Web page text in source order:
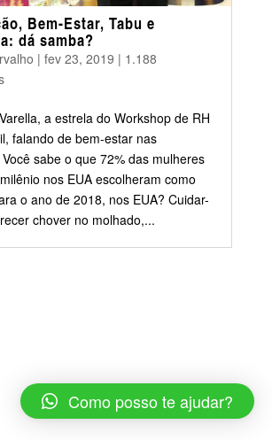
Bem-Estar, Tabu e
dá samba?
| fev 23, 2019 | 1.188
a estrela do Workshop de RH
falando de bem-estar nas
sabe o que 72% das mulheres
nos EUA escolheram como
o ano de 2018, nos EUA? Cuidar-
chover no molhado,...
Como posso te ajudar?